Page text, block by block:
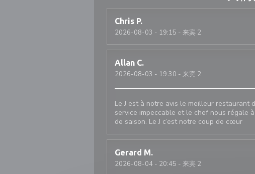
Chris P
2026-08-03 - 19:15 - 来宾 2
Allan C
2026-08-03 - 19:30 - 来宾 2
Le J est à notre avis le meilleur restaurant
service impeccable et le chef nous régale
de saison. Le J c’est notre coup de cœur
Gerard M
2026-08-04 - 20:45 - 来宾 2